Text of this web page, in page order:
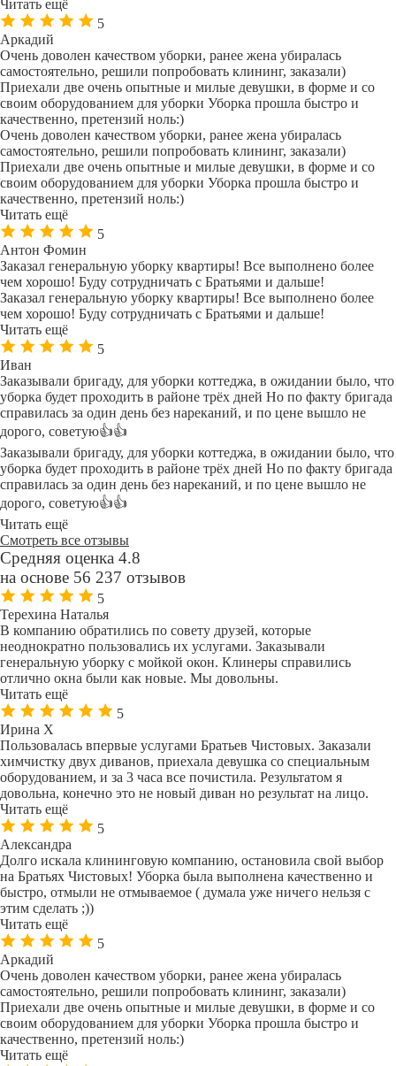
Читать ещё
5
Аркадий
Очень доволен качеством уборки, ранее жена убиралась
самостоятельно, решили попробовать клининг, заказали)
Приехали две очень опытные и милые девушки, в форме и со
своим оборудованием для уборки Уборка прошла быстро и
качественно, претензий ноль:)
Очень доволен качеством уборки, ранее жена убиралась
самостоятельно, решили попробовать клининг, заказали)
Приехали две очень опытные и милые девушки, в форме и со
своим оборудованием для уборки Уборка прошла быстро и
качественно, претензий ноль:)
Читать ещё
5
Антон Фомин
Заказал генеральную уборку квартиры! Все выполнено более
чем хорошо! Буду сотрудничать с Братьями и дальше!
Заказал генеральную уборку квартиры! Все выполнено более
чем хорошо! Буду сотрудничать с Братьями и дальше!
Читать ещё
5
Иван
Заказывали бригаду, для уборки коттеджа, в ожидании было, что
уборка будет проходить в районе трёх дней Но по факту бригада
справилась за один день без нареканий, и по цене вышло не
дорого, советую👍👍
Заказывали бригаду, для уборки коттеджа, в ожидании было, что
уборка будет проходить в районе трёх дней Но по факту бригада
справилась за один день без нареканий, и по цене вышло не
дорого, советую👍👍
Читать ещё
Смотреть все отзывы
Средняя оценка 4.8
на основе 56 237 отзывов
5
Терехина Наталья
В компанию обратились по совету друзей, которые
неоднократно пользовались их услугами. Заказывали
генеральную уборку с мойкой окон. Клинеры справились
отлично окна были как новые. Мы довольны.
Читать ещё
5
Ирина Х
Пользовалась впервые услугами Братьев Чистовых. Заказали
химчистку двух диванов, приехала девушка со специальным
оборудованием, и за 3 часа все почистила. Результатом я
довольна, конечно это не новый диван но результат на лицо.
Читать ещё
5
Александра
Долго искала клининговую компанию, остановила свой выбор
на Братьях Чистовых! Уборка была выполнена качественно и
быстро, отмыли не отмываемое ( думала уже ничего нельзя с
этим сделать ;))
Читать ещё
5
Аркадий
Очень доволен качеством уборки, ранее жена убиралась
самостоятельно, решили попробовать клининг, заказали)
Приехали две очень опытные и милые девушки, в форме и со
своим оборудованием для уборки Уборка прошла быстро и
качественно, претензий ноль:)
Читать ещё